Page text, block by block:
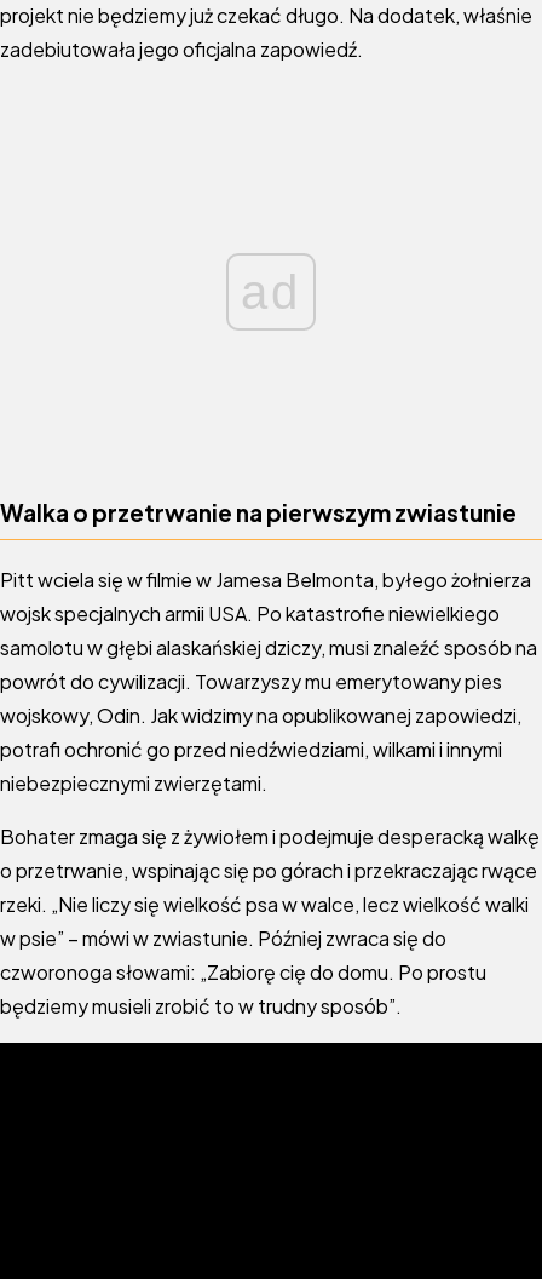
projekt nie będziemy już czekać długo. Na dodatek, właśnie
zadebiutowała jego oficjalna zapowiedź.
ad
Walka o przetrwanie na pierwszym zwiastunie
Pitt wciela się w filmie w Jamesa Belmonta, byłego żołnierza
wojsk specjalnych armii USA. Po katastrofie niewielkiego
samolotu w głębi alaskańskiej dziczy, musi znaleźć sposób na
powrót do cywilizacji. Towarzyszy mu emerytowany pies
wojskowy, Odin. Jak widzimy na opublikowanej zapowiedzi,
potrafi ochronić go przed niedźwiedziami, wilkami i innymi
niebezpiecznymi zwierzętami.
Bohater zmaga się z żywiołem i podejmuje desperacką walkę
o przetrwanie, wspinając się po górach i przekraczając rwące
rzeki. „Nie liczy się wielkość psa w walce, lecz wielkość walki
w psie” – mówi w zwiastunie. Później zwraca się do
czworonoga słowami: „Zabiorę cię do domu. Po prostu
będziemy musieli zrobić to w trudny sposób”.